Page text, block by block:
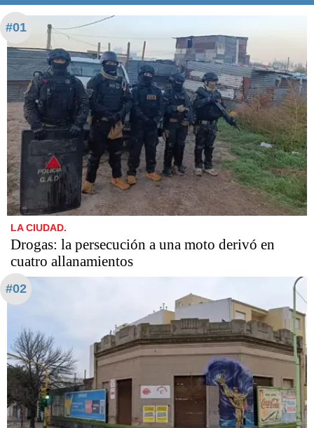
#01
LA CIUDAD.
Drogas: la persecución a una moto derivó en
cuatro allanamientos
#02